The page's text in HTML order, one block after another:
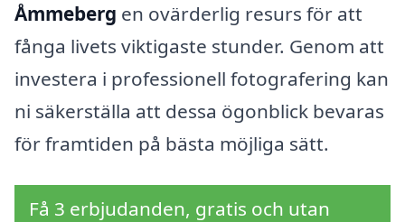
Åmmeberg en ovärderlig resurs för att
fånga livets viktigaste stunder. Genom att
investera i professionell fotografering kan
ni säkerställa att dessa ögonblick bevaras
för framtiden på bästa möjliga sätt.
Få 3 erbjudanden, gratis och utan